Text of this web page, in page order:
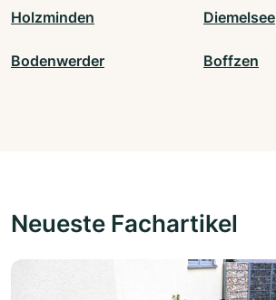
Holzminden Diemelsee
Bodenwerder Boffzen
Neueste Fachartikel